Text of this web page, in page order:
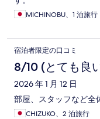
MICHINOBU、1 泊旅行
宿泊者限定の口コミ
8/10 (とても良
2026 年 1 月 12 日
部屋、スタッフなど全
CHIZUKO、2 泊旅行